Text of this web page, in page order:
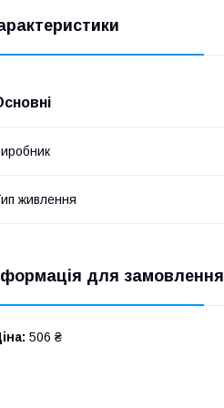
живлення
для замовлення
506 ₴